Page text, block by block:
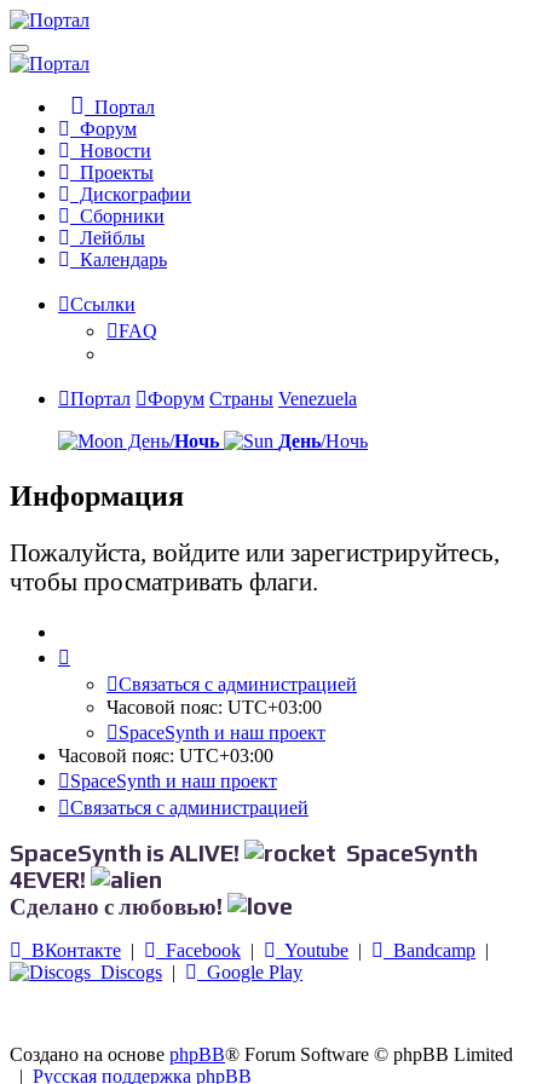
Портал
Форум
Новости
Проекты
Дискографии
Сборники
Лейблы
Календарь
Ссылки
FAQ
Портал Форум Страны Venezuela
День/Ночь День/Ночь
Информация
Пожалуйста, войдите или зарегистрируйтесь,
чтобы просматривать флаги.
Связаться с администрацией
Часовой пояс: UTC+03:00
SpaceSynth и наш проект
Часовой пояс: UTC+03:00
SpaceSynth и наш проект
Связаться с администрацией
SpaceSynth is ALIVE!
SpaceSynth
4EVER!
Сделано с любовью!
ВКонтакте | Facebook | Youtube | Bandcamp |
Discogs | Google Play
Создано на основе phpBB® Forum Software © phpBB Limited
| Русская поддержка phpBB